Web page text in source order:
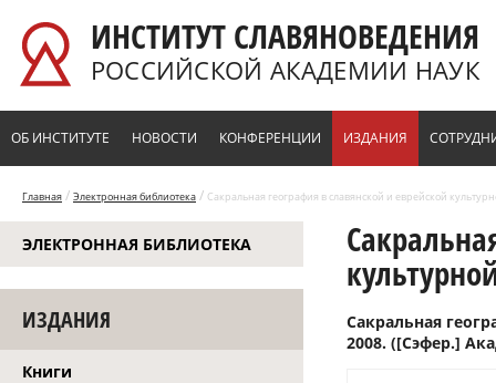
ИНСТИТУТ СЛАВЯНОВЕДЕНИЯ
РОССИЙСКОЙ АКАДЕМИИ НАУК
ОБ ИНСТИТУТЕ НОВОСТИ КОНФЕРЕНЦИИ ИЗДАНИЯ
Главная / Электронная библиотека / Сакральная география в славянской и еврейской
ЭЛЕКТРОННАЯ БИБЛИОТЕКА
ИЗДАНИЯ
Книги
Сакральная
2008. ([Сэфер.]